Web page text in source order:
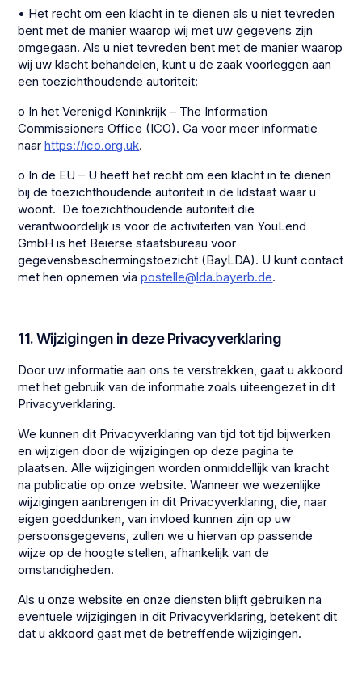
• Het recht om een klacht in te dienen als u niet tevreden
bent met de manier waarop wij met uw gegevens zijn
omgegaan. Als u niet tevreden bent met de manier waarop
wij uw klacht behandelen, kunt u de zaak voorleggen aan
een toezichthoudende autoriteit:
o In het Verenigd Koninkrijk – The Information
Commissioners Office (ICO). Ga voor meer informatie
naarhttps://ico.org.uk.
o In de EU – U heeft het recht om een klacht in te dienen
bij de toezichthoudende autoriteit in de lidstaat waar u
woont. De toezichthoudende autoriteit die
verantwoordelijk is voor de activiteiten van YouLend
GmbH is het Beierse staatsbureau voor
gegevensbeschermingstoezicht (BayLDA). U kunt contact
met hen opnemen viapostelle@lda.bayerb.de.
11. Wijzigingen in deze Privacyverklaring
Door uw informatie aan ons te verstrekken, gaat u akkoord
met het gebruik van de informatie zoals uiteengezet in dit
Privacyverklaring.
We kunnen dit Privacyverklaring van tijd tot tijd bijwerken
en wijzigen door de wijzigingen op deze pagina te
plaatsen. Alle wijzigingen worden onmiddellijk van kracht
na publicatie op onze website. Wanneer we wezenlijke
wijzigingen aanbrengen in dit Privacyverklaring, die, naar
eigen goeddunken, van invloed kunnen zijn op uw
persoonsgegevens, zullen we u hiervan op passende
wijze op de hoogte stellen, afhankelijk van de
omstandigheden.
Als u onze website en onze diensten blijft gebruiken na
eventuele wijzigingen in dit Privacyverklaring, betekent dit
dat u akkoord gaat met de betreffende wijzigingen.